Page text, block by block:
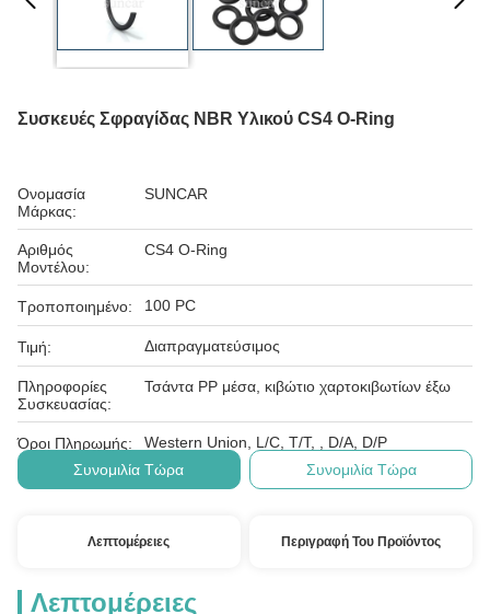
Συσκευές Σφραγίδας NBR Υλικού CS4 O-Ring
Ονομασία
Μάρκας:
SUNCAR
Αριθμός
Μοντέλου:
CS4 O-Ring
Τροποποιημένο: 100 PC
Τιμή: Διαπραγματεύσιμος
Πληροφορίες
Συσκευασίας:
Τσάντα PP μέσα, κιβώτιο χαρτοκιβωτίων έξω
Όροι Πληρωμής:
Western Union, L/C, T/T, , D/A, D/P
Συνομιλία Τώρα
Συνομιλία Τώρα
Λεπτομέρειες Περιγραφή Του Προϊόντος
Λεπτομέρειες